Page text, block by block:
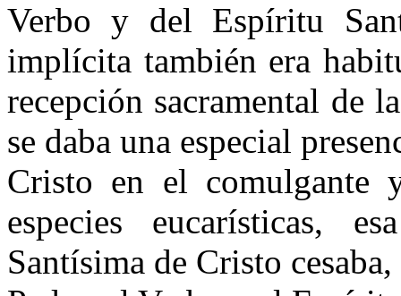
Verbo y del Espíritu
implícita también era
recepción sacramental de
se daba una especial
Cristo en el comulgante
especies eucarísticas,
Santísima de Cristo